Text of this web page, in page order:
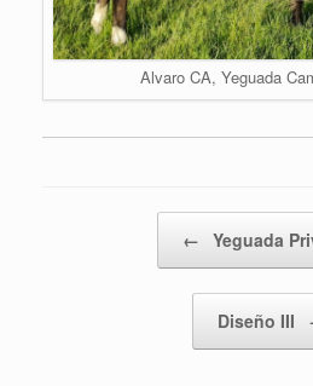
Alvaro CA, Yeguada
← Yeguada
Diseño III